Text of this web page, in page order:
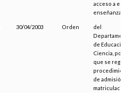
acceso a estas
enseñanzas
30/04/2003 Orden
del
Departamento
de Educación y
Ciencia, por la
que se regula el
procedimiento
de admisión y
matriculación